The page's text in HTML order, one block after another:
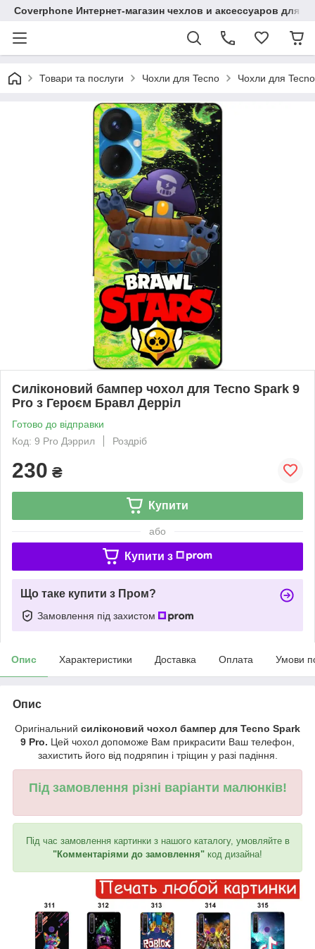
Coverphone Интернет-магазин чехлов и аксессуаров для
Товари та послуги Чохли для Tecno Чохли для
Силіконовий бампер чохол для Tecno Spark 9
Pro з Героєм Бравл Дерріл
Готово до відправки
Код: 9 Pro Дэррил
Роздріб
230 ₴
Купити
або
Купити з
Що таке купити з Пром?
Замовлення під захистом
Опис Характеристики Доставка Оплата Умови
Опис
Оригінальний силіконовий чохол бампер для Tecno Spark
9 Pro. Цей чохол допоможе Вам прикрасити Ваш телефон,
захистить його від подряпин і тріщин у разі падіння.
Під замовлення різні варіанти малюнків!
Під час замовлення картинки з нашого каталогу, умовляйте в
"Комментаріями до замовлення" код дизайна!